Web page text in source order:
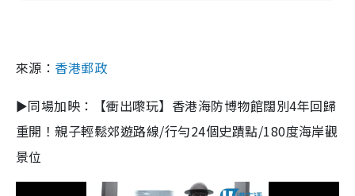
來源： 香港郵政
►同場加映：【衝出嚟玩】香港海防博物館闊別4年回歸
重開！親子輕鬆郊遊路線/行勻24個史蹟點/180度海岸觀
景位